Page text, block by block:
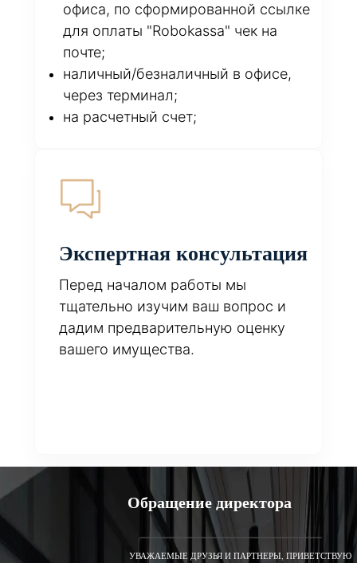
офиса, по сформированной ссылке
для оплаты "Robokassa" чек на
почте;
наличный/безналичный в офисе,
через терминал;
на расчетный счет;
Экспертная консультация
Перед началом работы мы
тщательно изучим ваш вопрос и
дадим предварительную оценку
вашего имущества.
Обращение директора
УВАЖАЕМЫЕ ДРУЗЬЯ И ПАРТНЕРЫ, ПРИВЕТСТВУЮ